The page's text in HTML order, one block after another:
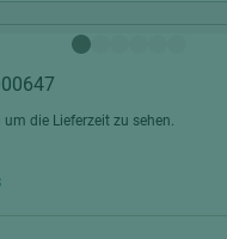
die Lieferzeit zu sehen.